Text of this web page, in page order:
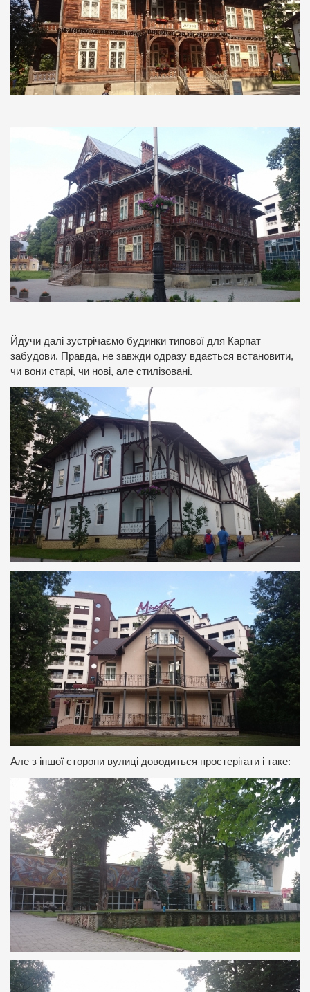
Йдучи далі зустрічаємо будинки типової для Карпат
забудови. Правда, не завжди одразу вдається встановити,
чи вони старі, чи нові, але стилізовані.
Але з іншої сторони вулиці доводиться простерігати і таке: